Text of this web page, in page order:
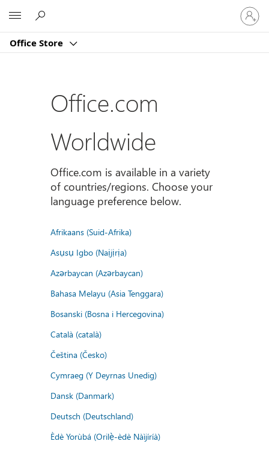
Office Store
Sign
in
to
account
Office.com
Worldwide
Office.com is available in a variety
of countries/regions. Choose your
language preference below.
Afrikaans (Suid-Afrika)
Asụsụ Igbo (Naịjịrịa)
Azərbaycan (Azərbaycan)
Bahasa Melayu (Asia Tenggara)
Bosanski (Bosna i Hercegovina)
Català (català)
Čeština (Česko)
Cymraeg (Y Deyrnas Unedig)
Dansk (Danmark)
Deutsch (Deutschland)
Èdè Yorùbá (Orilẹ̀-èdè Nàìjíríà)